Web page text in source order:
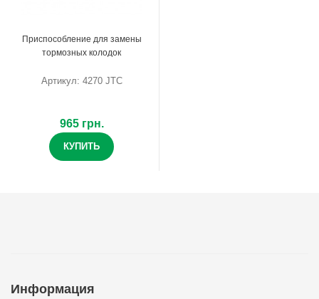
Приспособление для замены
тормозных колодок
Артикул: 4270 JTC
965 грн.
КУПИТЬ
Информация